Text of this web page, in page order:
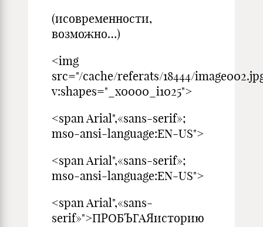
(исовременности,
возможно…)
<img
src="/cache/referats/18444/
v:shapes="_x0000_i1025">
<span Arial",«sans-serif»;
mso-ansi-language:EN-US">
<span Arial",«sans-serif»;
mso-ansi-language:EN-US">
<span Arial",«sans-
serif»">ПРОБЪГАЯисторию